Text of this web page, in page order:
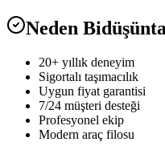
Neden
20+ yıllık deneyim
Sigortalı taşımacılık
Uygun fiyat garantisi
7/24 müşteri desteği
Profesyonel ekip
Modern araç filosu